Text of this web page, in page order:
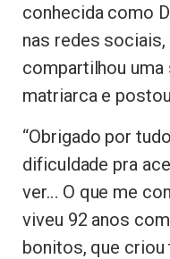
conhecida como
nas redes
compartilhou
matriarca e
“Obrigado por
dificuldade pra
ver… O que me
viveu 92 anos
bonitos, que